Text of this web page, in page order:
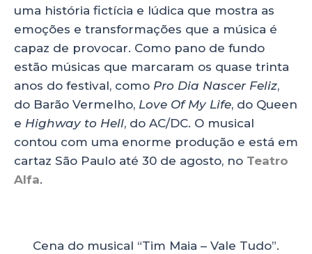
uma história fictícia e lúdica que mostra as
emoções e transformações que a música é
capaz de provocar. Como pano de fundo
estão músicas que marcaram os quase trinta
anos do festival, como Pro Dia Nascer Feliz,
do Barão Vermelho, Love Of My Life, do Queen
e Highway to Hell, do AC/DC. O musical
contou com uma enorme produção e está em
cartaz São Paulo até 30 de agosto, no Teatro
Alfa.
Cena do musical “Tim Maia – Vale Tudo”.